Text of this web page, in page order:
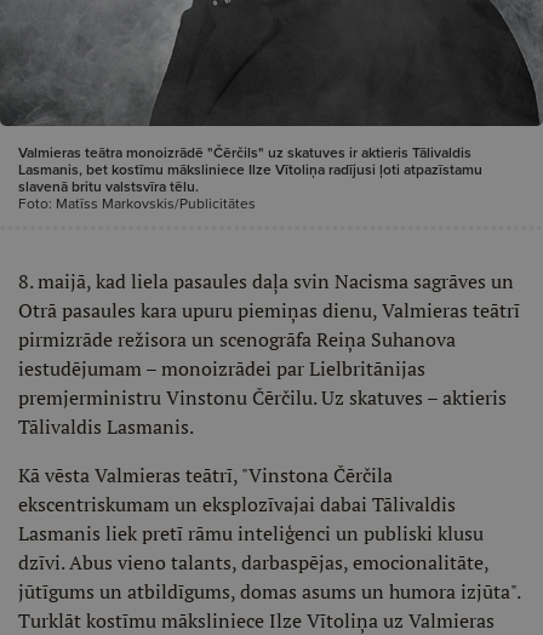
Valmieras teātra monoizrādē "Čērčils" uz skatuves ir aktieris Tālivaldis
Lasmanis, bet kostīmu māksliniece Ilze Vītoliņa radījusi ļoti atpazīstamu
slavenā britu valstsvīra tēlu.
Foto: Matīss Markovskis/Publicitātes
8. maijā, kad liela pasaules daļa svin Nacisma sagrāves un
Otrā pasaules kara upuru piemiņas dienu, Valmieras teātrī
pirmizrāde režisora un scenogrāfa Reiņa Suhanova
iestudējumam – monoizrādei par Lielbritānijas
premjerministru Vinstonu Čērčilu. Uz skatuves – aktieris
Tālivaldis Lasmanis.
Kā vēsta Valmieras teātrī, "Vinstona Čērčila
ekscentriskumam un eksplozīvajai dabai Tālivaldis
Lasmanis liek pretī rāmu inteliģenci un publiski klusu
dzīvi. Abus vieno talants, darbaspējas, emocionalitāte,
jūtīgums un atbildīgums, domas asums un humora izjūta".
Turklāt kostīmu māksliniece Ilze Vītoliņa uz Valmieras